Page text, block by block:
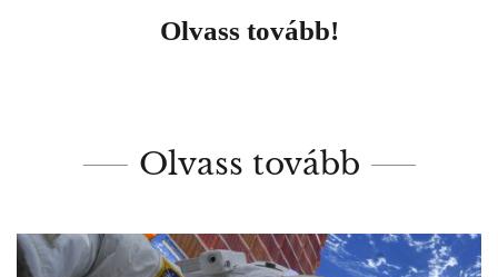
Olvass tovább!
Olvass tovább